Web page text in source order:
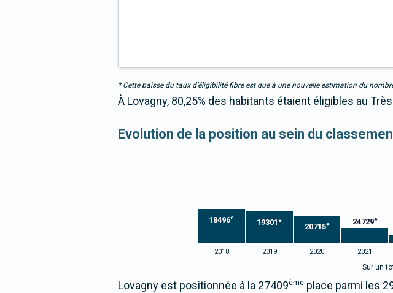
* Cette baisse du taux d’éligibilité fibre est due à une nouvelle estimation du
À Lovagny, 80,25% des habitants étaient éligibles au
Evolution de la position au sein du
18496e
19301e
20715e 24729e
2018 2019 2020 2021
Sur un
Lovagny est positionnée à la 27409ème place parmi les